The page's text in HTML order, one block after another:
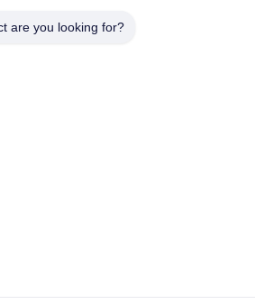
are you looking for?